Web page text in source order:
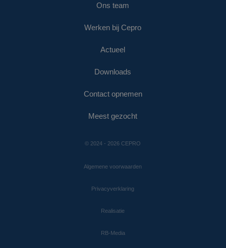
Ons team
Werken bij Cepro
Actueel
Downloads
Contact opnemen
Meest gezocht
© 2024 - 2026 CEPRO
Algemene voorwaarden
Privacyverklaring
Realisatie
RB-Media